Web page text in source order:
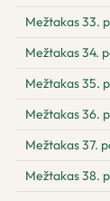
Mežtakas 33.
Mežtakas 34.
Mežtakas 35.
Mežtakas 36.
Mežtakas 37.
Mežtakas 38.